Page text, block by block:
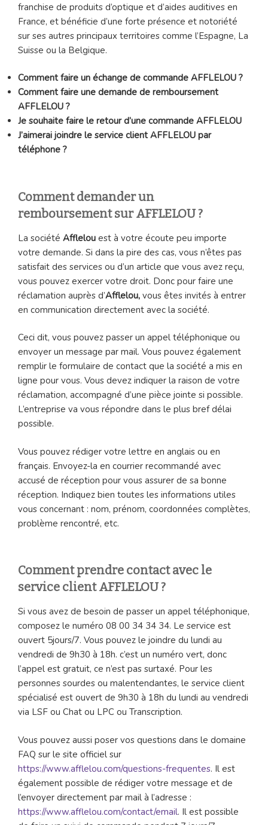
franchise de produits d’optique et d’aides auditives en
France, et bénéficie d’une forte présence et notoriété
sur ses autres principaux territoires comme l’Espagne, La
Suisse ou la Belgique.
Comment faire un échange de commande AFFLELOU ?
Comment faire une demande de remboursement
AFFLELOU ?
Je souhaite faire le retour d’une commande AFFLELOU
J’aimerai joindre le service client AFFLELOU par
téléphone ?
Comment demander un
remboursement sur AFFLELOU ?
La société Afflelou est à votre écoute peu importe
votre demande. Si dans la pire des cas, vous n’êtes pas
satisfait des services ou d’un article que vous avez reçu,
vous pouvez exercer votre droit. Donc pour faire une
réclamation auprès d’Afflelou, vous êtes invités à entrer
en communication directement avec la société.
Ceci dit, vous pouvez passer un appel téléphonique ou
envoyer un message par mail. Vous pouvez également
remplir le formulaire de contact que la société a mis en
ligne pour vous. Vous devez indiquer la raison de votre
réclamation, accompagné d’une pièce jointe si possible.
L’entreprise va vous répondre dans le plus bref délai
possible.
Vous pouvez rédiger votre lettre en anglais ou en
français. Envoyez-la en courrier recommandé avec
accusé de réception pour vous assurer de sa bonne
réception. Indiquez bien toutes les informations utiles
vous concernant : nom, prénom, coordonnées complètes,
problème rencontré, etc.
Comment prendre contact avec le
service client AFFLELOU ?
Si vous avez de besoin de passer un appel téléphonique,
composez le numéro 08 00 34 34 34. Le service est
ouvert 5jours/7. Vous pouvez le joindre du lundi au
vendredi de 9h30 à 18h. c’est un numéro vert, donc
l’appel est gratuit, ce n’est pas surtaxé. Pour les
personnes sourdes ou malentendantes, le service client
spécialisé est ouvert de 9h30 à 18h du lundi au vendredi
via LSF ou Chat ou LPC ou Transcription.
Vous pouvez aussi poser vos questions dans le domaine
FAQ sur le site officiel sur
https://www.afflelou.com/questions-frequentes. Il est
également possible de rédiger votre message et de
l’envoyer directement par mail à l’adresse :
https://www.afflelou.com/contact/email. Il est possible